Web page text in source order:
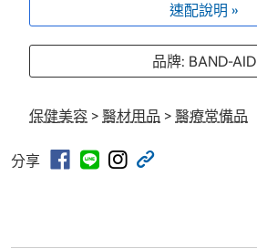
速配說明 »
品牌: BAND-AID
保健美容 > 醫材用品 > 醫療常備品
分享